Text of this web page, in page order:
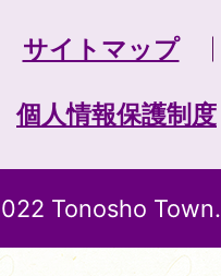
サイトマップ
個人情報保護制度
Tonosho